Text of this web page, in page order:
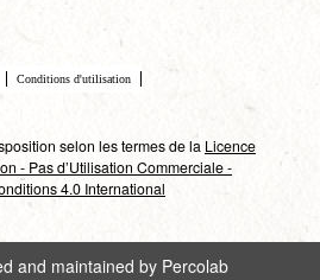
Conditions d'utilisation
selon les termes de la Licence
- Pas d’Utilisation Commerciale -
4.0 International
and maintained by Percolab